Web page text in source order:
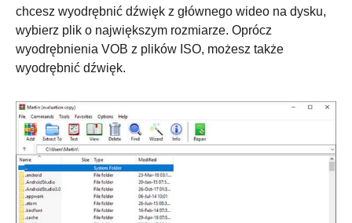
chcesz wyodrębnić dźwięk z głównego wideo na dysku,
wybierz plik o największym rozmiarze. Oprócz
wyodrębnienia VOB z plików ISO, możesz także
wyodrębnić dźwięk.